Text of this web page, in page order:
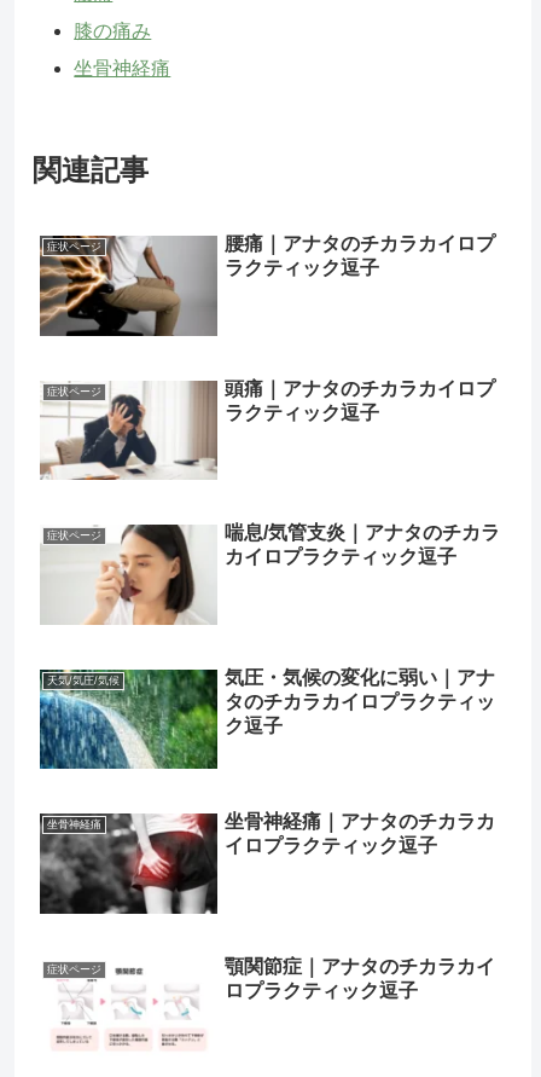
膝の痛み
坐骨神経痛
関連記事
症状ページ
腰痛｜アナタのチカラカイロプ
ラクティック逗子
症状ページ
頭痛｜アナタのチカラカイロプ
ラクティック逗子
症状ページ
喘息/気管支炎｜アナタのチカラ
カイロプラクティック逗子
天気/気圧/気候
気圧・気候の変化に弱い｜アナ
タのチカラカイロプラクティッ
ク逗子
坐骨神経痛
坐骨神経痛｜アナタのチカラカ
イロプラクティック逗子
症状ページ
顎関節症｜アナタのチカラカイ
ロプラクティック逗子